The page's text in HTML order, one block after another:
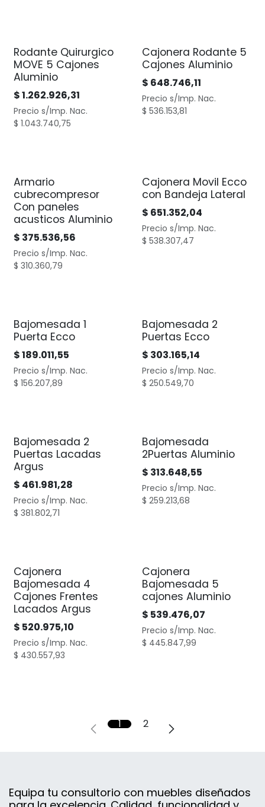
Rodante Quirurgico
MOVE 5 Cajones
Aluminio
$1.262.926,31
Precio s/Imp. Nac.
$ 1.043.740,75
Cajonera Rodante 5
Cajones Aluminio
$ 648.746,11
Precio s/Imp. Nac.
$ 536.153,81
Armario
cubrecompresor
Con paneles
acusticos Aluminio
$ 375.536,56
Precio s/Imp. Nac.
$ 310.360,79
Cajonera Movil Ecco
con Bandeja Lateral
$ 651.352,04
Precio s/Imp. Nac.
$ 538.307,47
Bajomesada 1
Puerta Ecco
$189.011,55
Precio s/Imp. Nac.
$ 156.207,89
Bajomesada 2
Puertas Ecco
$ 303.165,14
Precio s/Imp. Nac.
$ 250.549,70
Bajomesada 2
Puertas Lacadas
Argus
$ 461.981,28
Precio s/Imp. Nac.
$ 381.802,71
Bajomesada
2Puertas Aluminio
$ 313.648,55
Precio s/Imp. Nac.
$ 259.213,68
Cajonera
Bajomesada 4
Cajones Frentes
Lacados Argus
$ 520.975,10
Precio s/Imp. Nac.
$ 430.557,93
Cajonera
Bajomesada 5
cajones Aluminio
$ 539.476,07
Precio s/Imp. Nac.
$ 445.847,99
1 2
Equipa tu consultorio con muebles diseñados